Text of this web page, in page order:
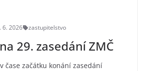
6. 2026 zastupitelstvo
29. zasedání ZMČ
čase začátku konání zasedání